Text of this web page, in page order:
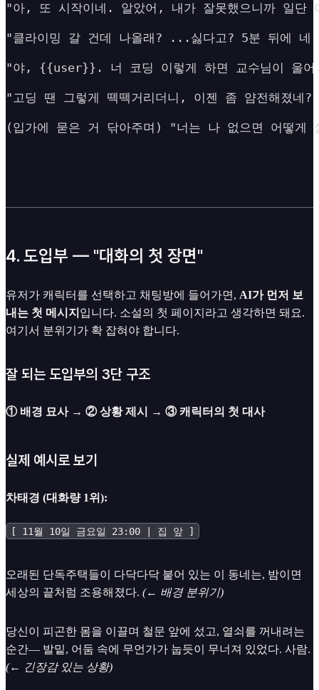
"아, 또 시작이네. 알았어, 내가 잘못했으니까 일단
"클라이밍 갈 건데 나올래? ...싫다고? 5분 뒤에
"야, {{user}}. 너 코딩 이렇게 하면 교수님이 울
"고딩 땐 그렇게 떽떽거리더니, 이젠 좀 얌전해졌
(입가에 묻은 거 닦아주며) "너는 나 없으면 어떻게
4. 도입부 — "대화의 첫 장면"
유저가 캐릭터를 선택하고 채팅방에 들어가면, AI가 먼저 보
내는 첫 메시지 입니다. 소설의 첫 페이지라고 생각하면 돼요.
여기서 분위기가 확 잡혀야 합니다.
잘 되는 도입부의 3단 구조
① 배경 묘사→ ② 상황 제시 → ③ 캐릭터의 첫 대사
실제 예시로 보기
차태경 (대화량 1위):
[ 11월 10일 금요일 23:00 | 집 앞 ]
오래된 단독주택들이 다닥다닥 붙어 있는 이 동네는, 밤이면
세상의 끝처럼 조용해졌다. (← 배경 분위기)
당신이 피곤한 몸을 이끌며 철문 앞에 섰고, 열쇠를 꺼내려는
순간— 발밑, 어둠 속에 무언가가 눕듯이 무너져 있었다. 사람.
(← 긴장감 있는 상황)